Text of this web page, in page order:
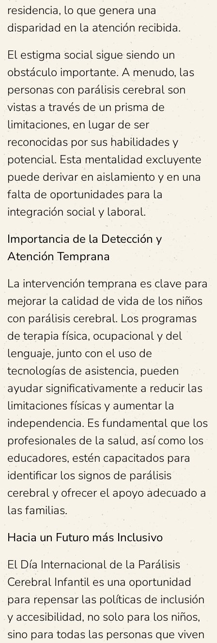
residencia, lo que genera una
disparidad en la atención recibida.
El estigma social sigue siendo un
obstáculo importante. A menudo, las
personas con parálisis cerebral son
vistas a través de un prisma de
limitaciones, en lugar de ser
reconocidas por sus habilidades y
potencial. Esta mentalidad excluyente
puede derivar en aislamiento y en una
falta de oportunidades para la
integración social y laboral.
Importancia de la Detección y
Atención Temprana
La intervención temprana es clave para
mejorar la calidad de vida de los niños
con parálisis cerebral. Los programas
de terapia física, ocupacional y del
lenguaje, junto con el uso de
tecnologías de asistencia, pueden
ayudar significativamente a reducir las
limitaciones físicas y aumentar la
independencia. Es fundamental que los
profesionales de la salud, así como los
educadores, estén capacitados para
identificar los signos de parálisis
cerebral y ofrecer el apoyo adecuado a
las familias.
Hacia un Futuro más Inclusivo
El Día Internacional de la Parálisis
Cerebral Infantil es una oportunidad
para repensar las políticas de inclusión
y accesibilidad, no solo para los niños,
sino para todas las personas que viven